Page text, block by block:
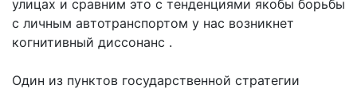
улицах и сравним это с тенденциями якобы борьбы
с личным автотранспортом у нас возникнет
когнитивный диссонанс .
Один из пунктов государственной стратегии